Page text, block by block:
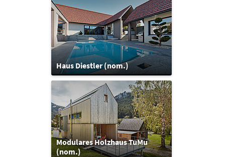
Haus Diestler (nom.)
Modulares Holzhaus TuMu
(nom.)